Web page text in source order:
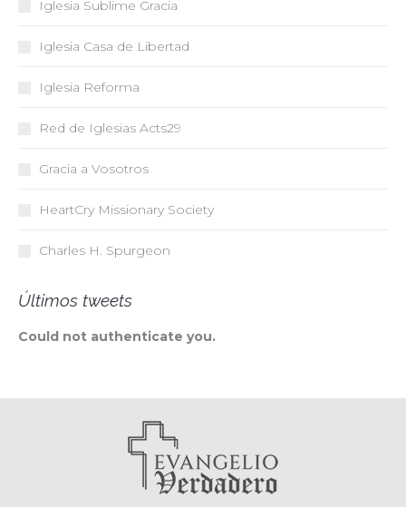
Iglesia Sublime Gracia
Iglesia Casa de Libertad
Iglesia Reforma
Red de Iglesias Acts29
Gracia a Vosotros
HeartCry Missionary Society
Charles H. Spurgeon
Últimos tweets
Could not authenticate you.